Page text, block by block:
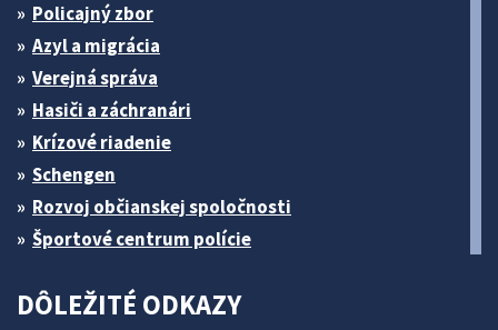
Policajný zbor
Azyl a migrácia
Verejná správa
Hasiči a záchranári
Krízové riadenie
Schengen
Rozvoj občianskej spoločnosti
Športové centrum polície
DÔLEŽITÉ ODKAZY